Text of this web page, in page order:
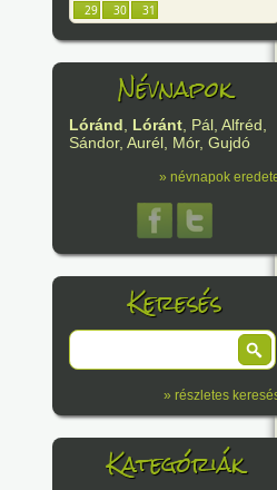
29
30 31
Névnapok
Lóránd, Lóránt, Pál, Alfréd,
Sándor, Aurél, Mór, Gujdó
» névnapok
Keresés
» részletes
Kategóriák